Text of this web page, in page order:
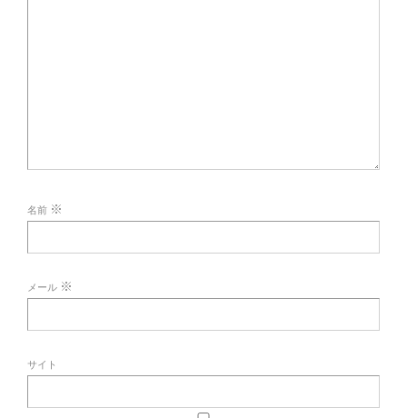
名前 ※
メール ※
サイト